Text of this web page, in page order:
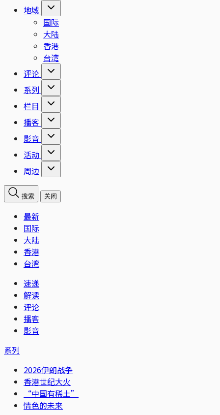
地域
国际
大陆
香港
台湾
评论
系列
栏目
播客
影音
活动
周边
搜索 关闭
最新
国际
大陆
香港
台湾
速递
解读
评论
播客
影音
系列
2026伊朗战争
香港世纪大火
“中国有稀土”
情色的未来